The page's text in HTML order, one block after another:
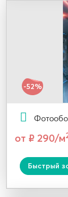
-52%
от ₽ 290/м
Быстрый